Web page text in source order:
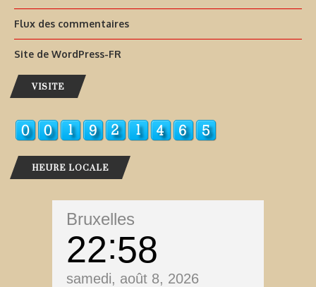
Flux des commentaires
Site de WordPress-FR
VISITE
HEURE LOCALE
Bruxelles
22 58
samedi, août 8, 2026